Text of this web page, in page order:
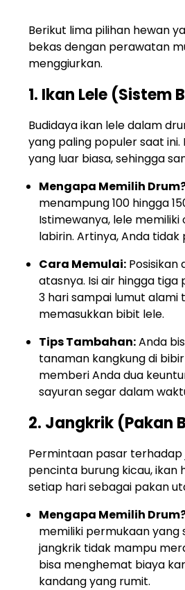
Berikut lima pilihan hewan
bekas dengan perawatan
menggiurkan.
1. Ikan Lele (Sistem
Budidaya ikan lele dalam
yang paling populer saat
yang luar biasa, sehingga
Mengapa Memilih
menampung 100 hingga
Istimewanya, lele
labirin. Artinya, Anda
Cara Memulai:
atasnya. Isi air hingga
3 hari sampai lumut alami
memasukkan bibit lele.
Tips Tambahan:Anda
tanaman kangkung di
memberi Anda dua
sayuran segar dalam
2. Jangkrik (Pakan
Permintaan pasar
pencinta burung kicau, ikan
setiap hari sebagai pakan
Mengapa Memilih
memiliki permukaan yang
jangkrik tidak mampu
bisa menghemat biaya
kandang yang rumit.